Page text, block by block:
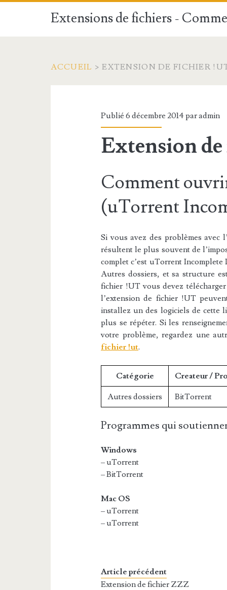
Extensions de fichiers -
ACCUEIL > EXTENSION DE FICHIER
Publié 6 décembre 2014 paradmin
Extension
Comment
(uTorrent
Si vous avez des problèmes
résultent le plus souvent de
complet c’est uTorrent
Autres dossiers, et sa structure
fichier !UT vous devez
l’extension de fichier !UT
installez un des logiciels de cette
plus se répéter. Si les
votre problème, regardez une
fichier !ut.
Catégorie Createur /
Autres dossiers BitTorrent
Programmes qui
Windows
– uTorrent
– BitTorrent
Mac OS
– uTorrent
– uTorrent
Article précédent
Extension de fichier ZZZ